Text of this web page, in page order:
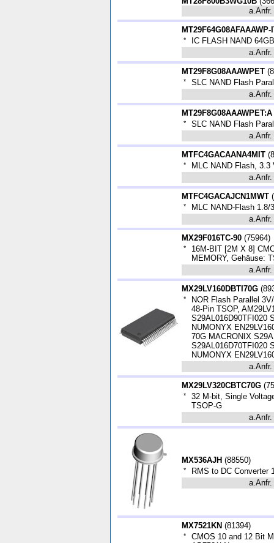
a.Anfr.
MT29F64G08AFAAAWP-
*
IC FLASH NAND
a.Anfr.
MT29F8G08AAAWPET (
*
SLC NAND Flash
a.Anfr.
MT29F8G08AAAWPET:A
*
SLC NAND Flash
a.Anfr.
MTFC4GACAANA4MIT (
*
MLC NAND Flash,
a.Anfr.
MTFC4GACAJCN1MWT (
*
MLC NAND-Flash
a.Anfr.
MX29F016TC-90 (75964)
*
16M-BIT [2M X 8]
MEMORY, Gehäuse:
a.Anfr.
MX29LV160DBTI70G (
*
NOR Flash Parallel
48-Pin TSOP,
S29AL016D90TFI020
NUMONYX
70G MACRONIX
S29AL016D70TFI020
NUMONYX
a.Anfr.
MX29LV320CBTC70G (
*
32 M-bit, Single
TSOP-G
a.Anfr.
MX536AJH (88550)
*
RMS to DC Converter
a.Anfr.
MX7521KN (81394)
*
CMOS 10 and 12 Bit